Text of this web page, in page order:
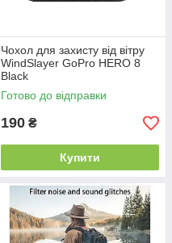
Чохол для захисту від вітру
WindSlayer GoPro HERO 8
Black
Готово до відправки
190 ₴
Купити